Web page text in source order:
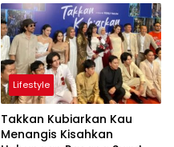
LokaryaFest 2026
Lifestyle
Takkan Kubiarkan Kau
Menangis Kisahkan